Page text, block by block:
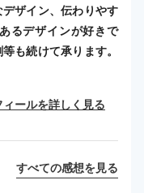
ザイン、伝わりやす
るデザインが好きで
も続けて承ります。
ィールを詳しく見る
すべての感想を見る